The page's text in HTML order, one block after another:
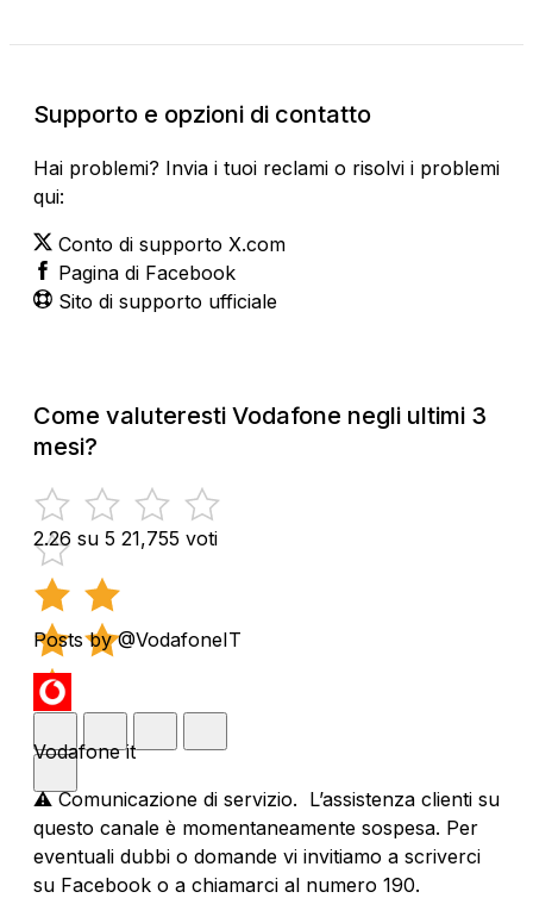
Supporto e opzioni di contatto
Hai problemi? Invia i tuoi reclami o risolvi i problemi
qui:
Conto di supporto X.com
Pagina di Facebook
Sito di supporto ufficiale
Come valuteresti Vodafone negli ultimi 3
mesi?
2.26 su 5 21,755 voti
Posts by @VodafoneIT
Vodafone it
⚠️ Comunicazione di servizio. L’assistenza clienti su
questo canale è momentaneamente sospesa. Per
eventuali dubbi o domande vi invitiamo a scriverci
su Facebook o a chiamarci al numero 190.